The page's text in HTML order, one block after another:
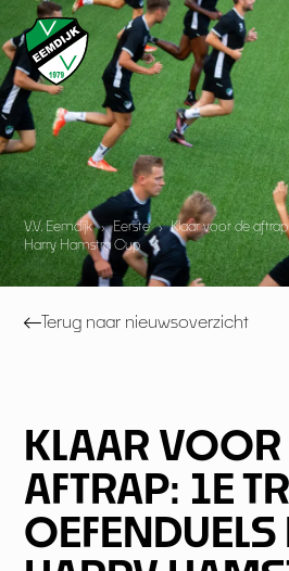
V.V. Eemdijk › Eerste › Klaar voor de
Harry Hamstra Cup
Terug naar nieuwsoverzicht
KLAAR VOOR
AFTRAP: 1E
OEFENDUELS